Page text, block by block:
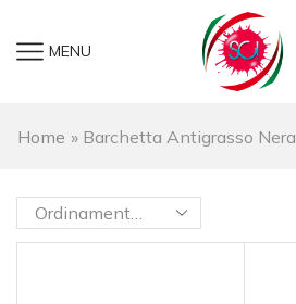
MENU
Home » Barchetta Antigrasso Nera